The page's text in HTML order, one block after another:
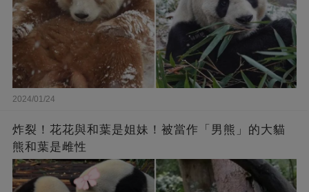
2024/01/24
炸裂！花花與和葉是姐妹！被當作「男熊」的大貓
熊和葉是雌性